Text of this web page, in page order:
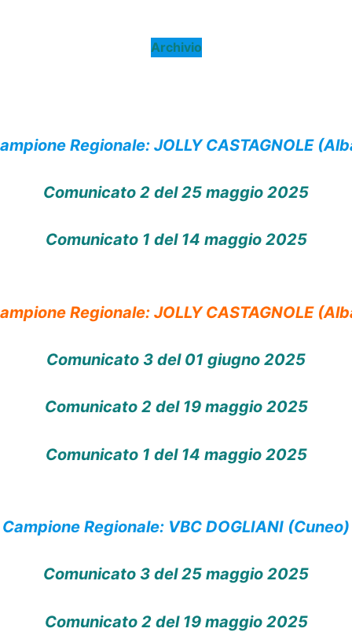
Archivio
Regionale: JOLLY CASTAGNOLE
Comunicato 2 del 25 maggio 2025
Comunicato 1 del 14 maggio 2025
Regionale: JOLLY CASTAGNOLE
Comunicato 3 del 01 giugno 2025
Comunicato 2 del 19 maggio 2025
Comunicato 1 del 14 maggio 2025
Campione Regionale: VBC DOGLIANI (Cuneo)
Comunicato 3 del 25 maggio 2025
Comunicato 2 del 19 maggio 2025